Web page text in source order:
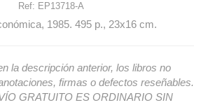
Ref: EP13718-A
1985. 495 p., 23x16 cm.
la descripción anterior, los libros no
firmas o defectos reseñables.
GRATUITO ES ORDINARIO SIN